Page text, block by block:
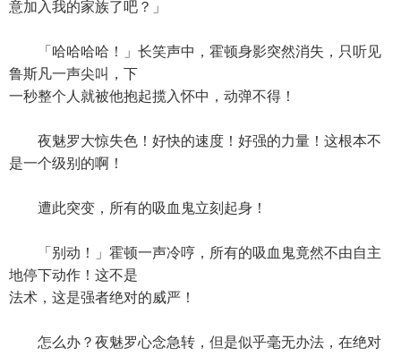
意加入我的家族了吧？」
「哈哈哈哈！」长笑声中，霍顿身影突然消失，只听见
鲁斯凡一声尖叫，下
一秒整个人就被他抱起揽入怀中，动弹不得！
夜魅罗大惊失色！好快的速度！好强的力量！这根本不
是一个级别的啊！
遭此突变，所有的吸血鬼立刻起身！
「别动！」霍顿一声冷哼，所有的吸血鬼竟然不由自主
地停下动作！这不是
法术，这是强者绝对的威严！
怎么办？夜魅罗心念急转，但是似乎毫无办法，在绝对